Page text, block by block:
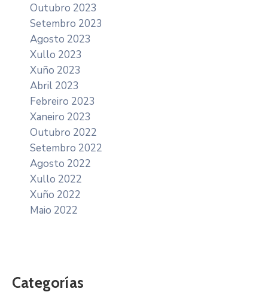
Outubro 2023
Setembro 2023
Agosto 2023
Xullo 2023
Xuño 2023
Abril 2023
Febreiro 2023
Xaneiro 2023
Outubro 2022
Setembro 2022
Agosto 2022
Xullo 2022
Xuño 2022
Maio 2022
Categorías